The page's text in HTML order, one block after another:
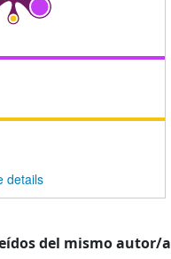
details
del mismo autor/a